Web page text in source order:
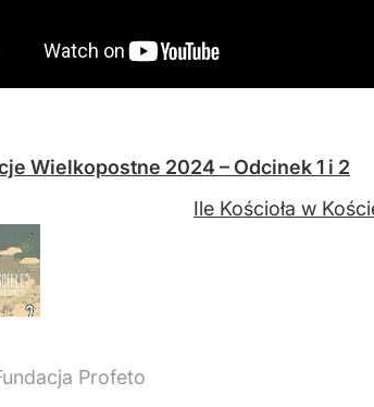
Wielkopostne 2024 – Odcinek 1 i 2
Ile Kościoła w
Profeto